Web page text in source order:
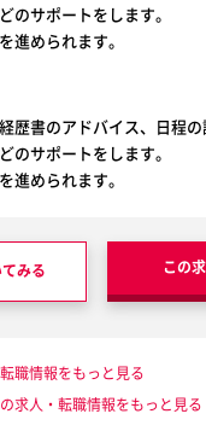
のサポートをします。
進められます。
歴書のアドバイス、日程
のサポートをします。
進められます。
みる この
職情報をもっと見る
求人・転職情報をもっと見る